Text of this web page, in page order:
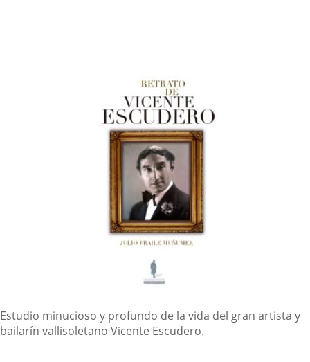
Descripción
Estudio minucioso y profundo de la vida del gran artista y
bailarín vallisoletano Vicente Escudero.